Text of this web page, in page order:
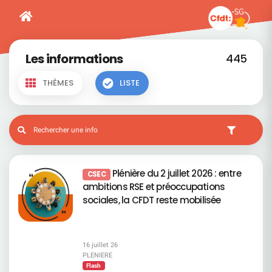
Les informations 445
THÈMES LISTE
CSEC Plénière du 2 juillet 2026 : entre
ambitions RSE et préoccupations
sociales, la CFDT reste mobilisée
16 juillet 26
PLENIERE
Flash